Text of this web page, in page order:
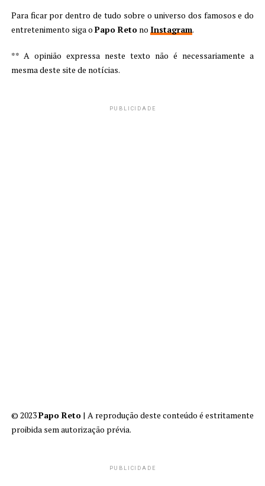
Para ficar por dentro de tudo sobre o universo dos famosos e do
entretenimento siga o Papo Retono Instagram.
** A opinião expressa neste texto não é necessariamente a
mesma deste site de notícias.
PUBLICIDADE
© 2023Papo Reto | A reprodução deste conteúdo é estritamente
proibida sem autorização prévia.
PUBLICIDADE